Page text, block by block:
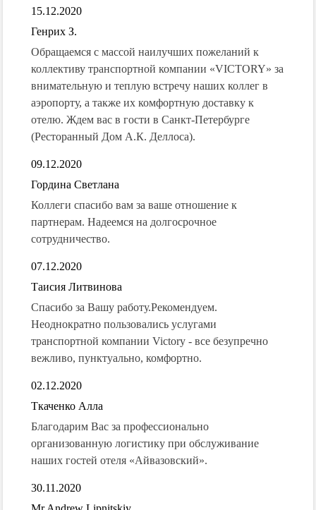
15.12.2020
Генрих З.
Обращаемся с массой наилучших пожеланий к
коллективу транспортной компании «VICTORY» за
внимательную и теплую встречу наших коллег в
аэропорту, а также их комфортную доставку к
отелю. Ждем вас в гости в Санкт-Петербурге
(Ресторанный Дом А.К. Деллоса).
09.12.2020
Гордина Светлана
Коллеги спасибо вам за ваше отношение к
партнерам. Надеемся на долгосрочное
сотрудничество.
07.12.2020
Таисия Литвинова
Спасибо за Вашу работу.Рекомендуем.
Неоднократно пользовались услугами
транспортной компании Victory - все безупречно
вежливо, пунктуально, комфортно.
02.12.2020
Ткаченко Алла
Благодарим Вас за профессионально
организованную логистику при обслуживание
наших гостей отеля «Айвазовский».
30.11.2020